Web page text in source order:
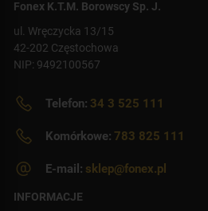
Fonex K.T.M. Borowscy Sp. J.
ul. Wręczycka 13/15
42-202 Częstochowa
NIP: 9492100567
Telefon: 34 3 525 111
Komórkowe: 783 825 111
E-mail: sklep@fonex.pl
INFORMACJE